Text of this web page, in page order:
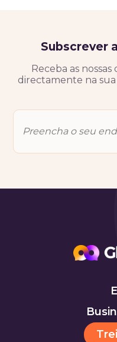
Subscrever
Receba as
directamente na